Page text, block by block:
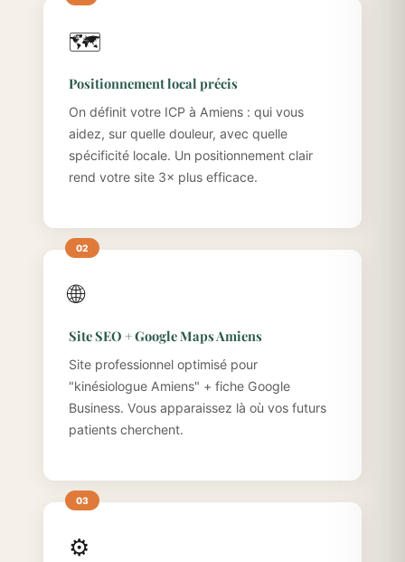
🗺️
Positionnement local précis
On définit votre ICP à Amiens : qui vous
aidez, sur quelle douleur, avec quelle
spécificité locale. Un positionnement clair
rend votre site 3× plus efficace.
🌐
Site SEO + Google Maps Amiens
Site professionnel optimisé pour
"kinésiologue Amiens" + fiche Google
Business. Vous apparaissez là où vos futurs
patients cherchent.
⚙️